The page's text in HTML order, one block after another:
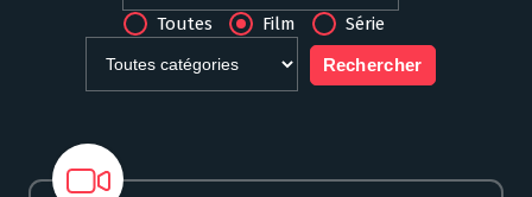
Toutes Film Série